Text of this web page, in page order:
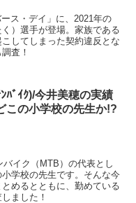
ス・デイ」に、2021年の
）選手が登場。家族である
してしまった契約違反とな
査！
ﾊﾞｲｸ)/今井美穂の実績
この小学校の先生か!?
イク（MTB）の代表とし
学校の先生です。そんな今
めるとともに、勤めている
ました！